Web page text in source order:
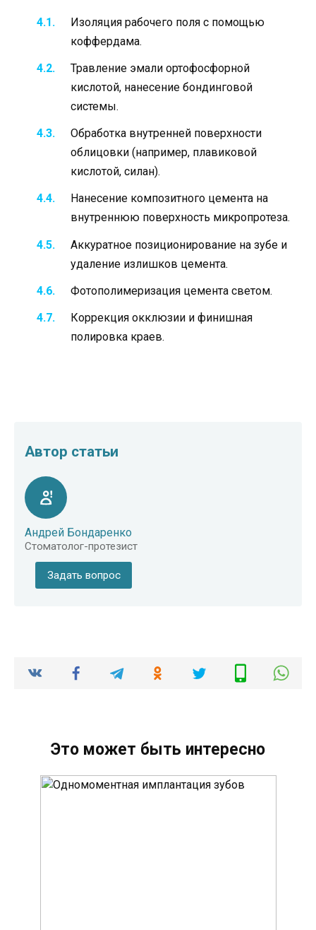
Изоляция рабочего поля с помощью
коффердама.
Травление эмали ортофосфорной
кислотой, нанесение бондинговой
системы.
Обработка внутренней поверхности
облицовки (например, плавиковой
кислотой, силан).
Нанесение композитного цемента на
внутреннюю поверхность микропротеза.
Аккуратное позиционирование на зубе и
удаление излишков цемента.
Фотополимеризация цемента светом.
Коррекция окклюзии и финишная
полировка краев.
Автор статьи
Андрей Бондаренко
Стоматолог-протезист
Задать вопрос
Это может быть интересно